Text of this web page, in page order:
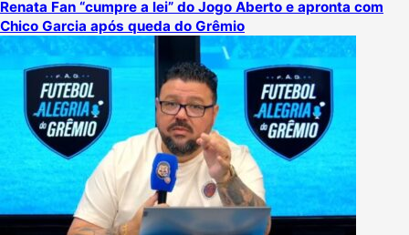
Renata Fan “cumpre a lei” do Jogo Aberto e apronta com
Chico Garcia após queda do Grêmio